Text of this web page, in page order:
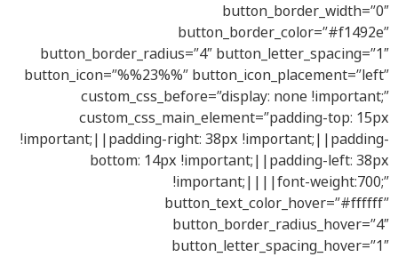
button_border_width=”0″
button_border_color=”#f1492e”
button_border_radius=”4″ button_letter_spacing=”1″
button_icon=”%%23%%” button_icon_placement=”left”
custom_css_before=”display: none !important;”
custom_css_main_element=”padding-top: 15px
!important;||padding-right: 38px !important;||padding-
bottom: 14px !important;||padding-left: 38px
!important;||||font-weight:700;”
button_text_color_hover=”#ffffff”
button_border_radius_hover=”4″
button_letter_spacing_hover=”1″